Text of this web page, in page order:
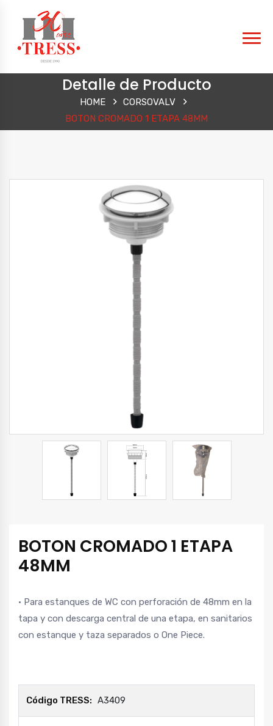
Detalle de Producto
HOME
CORSOVALV
BOTON CROMADO 1 ETAPA 48MM
BOTON CROMADO 1 ETAPA
48MM
• Para estanques de WC con perforación de 48mm en la
tapa y con descarga central de una etapa, en sanitarios
con estanque y taza separados o One Piece.
Código TRESS: A3409